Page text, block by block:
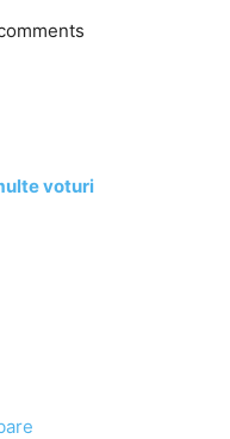
voturi